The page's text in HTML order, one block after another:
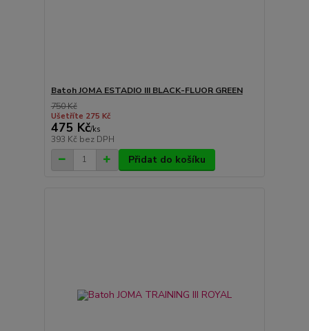
Batoh JOMA ESTADIO III BLACK-FLUOR GREEN
750 Kč
Ušetříte 275 Kč
475 Kč/ks
393 Kč bez DPH
Přidat do košíku